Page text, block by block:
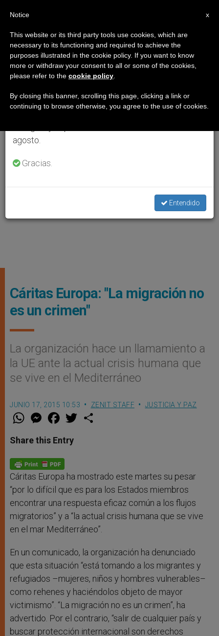
Cáritas Europa: "La migración no
es un crimen"
La organización hace un llamamiento a
la UE ante la actual crisis humana que
se vive en el Mediterráneo
JUNIO 17, 2015 10:53 ZENIT STAFF JUSTICIA Y PAZ
W
t
s
p
p
M
e
s
e
g
e
r
F
a
e
b
o
k
w
Share this Entry
Cáritas Europa ha mostrado este martes su pesar
“por lo difícil que es para los Estados miembros
encontrar una respuesta eficaz común a los flujos
migratorios” y a “la actual crisis humana que se vive
en el mar Mediterráneo”.
En un comunicado, la organización ha denunciado
que esta situación “está tomando a los migrantes y
refugiados –mujeres, niños y hombres vulnerables–
como rehenes y haciéndolos objeto de mayor
victimismo”. “La migración no es un crimen”, ha
advertido. Por el contrario, “salir de cualquier país y
buscar protección internacional son derechos
×
Aviso importante
Del 27 de julio al 7 de agosto haremos la pausa
anual, aprovechando que en el periodo de verano
se generan menos informaciones y también el
agosto.
Gracias.
Entendido
x
Notice
This website or its third party tools use cookies, which are
necessary to its functioning and required to achieve the
purposes illustrated in the cookie policy. If you want to know
more or withdraw your consent to all or some of the cookies,
please refer to the cookie policy
By closing this banner, scrolling this page, clicking a link or
continuing to browse otherwise, you agree to the use of cookies.